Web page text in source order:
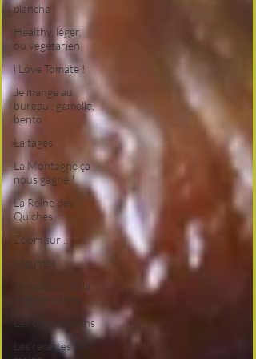
plancha
Healthy, léger,
ou végétarien
i Love Tomate !
Je mange au
bureau : gamelle,
bento
Laitages
La Montagne ça
nous gagne !
La Reine des
Quiches
Zoom sur ...
Légumes
Le meilleur de la
Méditerranée
Les champignons
Les recettes au